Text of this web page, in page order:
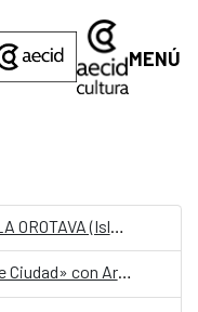
MENÚ
Taller: «El paisaje como Fábrica de Ciudad» con Arq. Julio Gaeta (México-Uruguay)